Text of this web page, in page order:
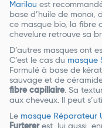
Marilou est
base d’huile de monoï,
ce masque bio, la fibre
chevelure retrouve sa
D’autres masques ont
C’est le cas du masque
Formulé à base de
sauvage et de
fibre capillaire. Sa
aux cheveux. Il peut
Le masque Réparateur